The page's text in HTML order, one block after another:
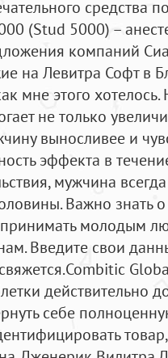
средства
(Stud 5000) –
компаний
на Левитра Софт в
мне этого
не только
выносливее и
эффекта в
мужчина
Важно знать
принимать молодым
Введите свои
действительно
себе